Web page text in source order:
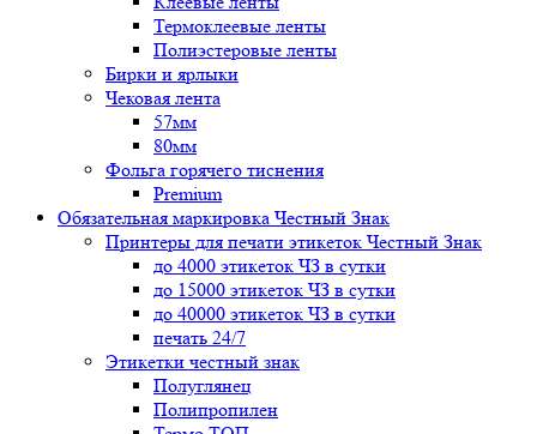
Термоклеевые ленты
Полиэстеровые ленты
Бирки и ярлыки
Чековая лента
57мм
80мм
Фольга горячего тиснения
Premium
Обязательная маркировка Честный Знак
Принтеры для печати этикеток Честный Знак
до 4000 этикеток ЧЗ в сутки
до 15000 этикеток ЧЗ в сутки
до 40000 этикеток ЧЗ в сутки
печать 24/7
Этикетки честный знак
Полуглянец
Полипропилен